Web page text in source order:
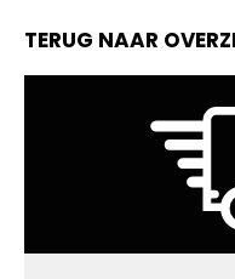
TERUG NAAR